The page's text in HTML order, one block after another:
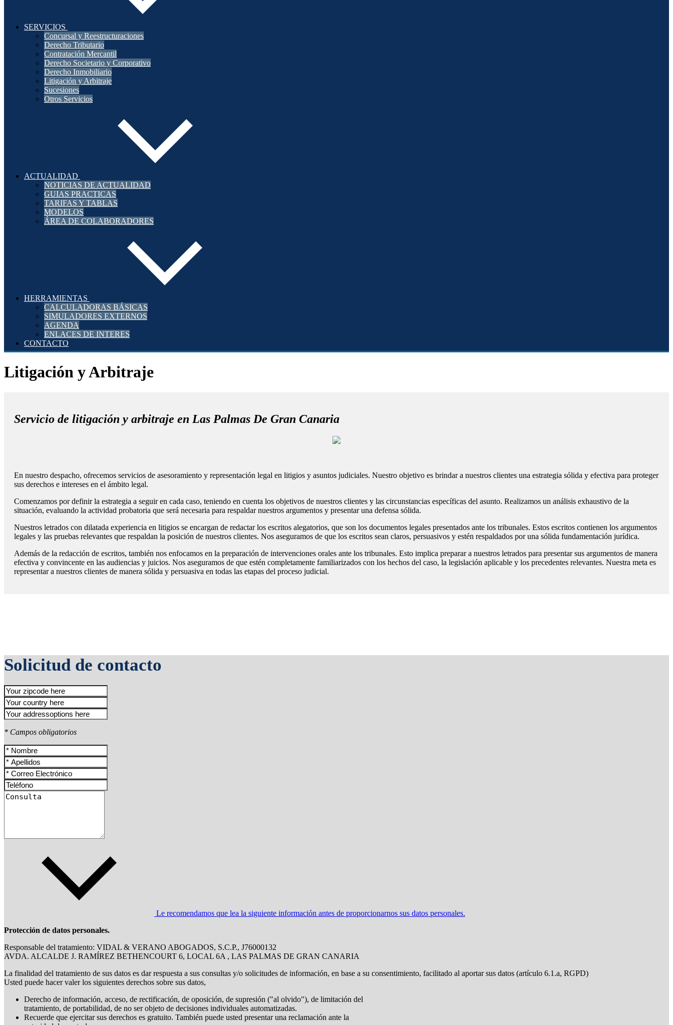
SERVICIOS
Concursal y Reestructuraciones
Derecho Tributario
Contratación Mercantil
Derecho Societario y Corporativo
Derecho Inmobiliario
Litigación y Arbitraje
Sucesiones
Otros Servicios
ACTUALIDAD
NOTICIAS DE ACTUALIDAD
GUIAS PRACTICAS
TARIFAS Y TABLAS
MODELOS
ÁREA DE COLABORADORES
HERRAMIENTAS
CALCULADORAS BÁSICAS
SIMULADORES EXTERNOS
AGENDA
ENLACES DE INTERES
CONTACTO
Litigación y Arbitraje
Servicio de litigación y arbitraje en Las Palmas De Gran Canaria
En nuestro despacho, ofrecemos servicios de asesoramiento y representación legal en litigios y asuntos judiciales. Nuestro objetivo es brindar a nuestros clientes una estrategia sólida y efectiva para proteger
sus derechos e intereses en el ámbito legal.
Comenzamos por definir la estrategia a seguir en cada caso, teniendo en cuenta los objetivos de nuestros clientes y las circunstancias específicas del asunto. Realizamos un análisis exhaustivo de la
situación, evaluando la actividad probatoria que será necesaria para respaldar nuestros argumentos y presentar una defensa sólida.
Nuestros letrados con dilatada experiencia en litigios se encargan de redactar los escritos alegatorios, que son los documentos legales presentados ante los tribunales. Estos escritos contienen los argumentos
legales y las pruebas relevantes que respaldan la posición de nuestros clientes. Nos aseguramos de que los escritos sean claros, persuasivos y estén respaldados por una sólida fundamentación jurídica.
Además de la redacción de escritos, también nos enfocamos en la preparación de intervenciones orales ante los tribunales. Esto implica preparar a nuestros letrados para presentar sus argumentos de manera
efectiva y convincente en las audiencias y juicios. Nos aseguramos de que estén completamente familiarizados con los hechos del caso, la legislación aplicable y los precedentes relevantes. Nuestra meta es
representar a nuestros clientes de manera sólida y persuasiva en todas las etapas del proceso judicial.
Solicitud de contacto
* Campos obligatorios
Le recomendamos que lea la siguiente información antes de proporcionarnos sus datos personales.
Protección de datos personales.
Responsable del tratamiento: VIDAL & VERANO ABOGADOS, S.C.P., J76000132
AVDA. ALCALDE J. RAMÍREZ BETHENCOURT 6, LOCAL 6A , LAS PALMAS DE GRAN CANARIA
La finalidad del tratamiento de sus datos es dar respuesta a sus consultas y/o solicitudes de información, en base a su consentimiento, facilitado al aportar sus datos (artículo 6.1.a, RGPD)
Usted puede hacer valer los siguientes derechos sobre sus datos,
Derecho de información, acceso, de rectificación, de oposición, de supresión ("al olvido"), de limitación del
tratamiento, de portabilidad, de no ser objeto de decisiones individuales automatizadas.
Recuerde que ejercitar sus derechos es gratuito. También puede usted presentar una reclamación ante la